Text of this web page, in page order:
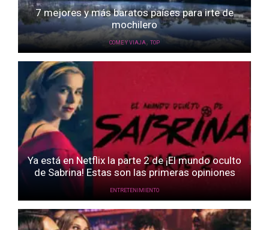
7 mejores y más baratos países para irte de
mochilero
COME Y VIAJA,TOP
Ya está en Netflix la parte 2 de ¡El mundo oculto
de Sabrina! Estas son las primeras opiniones
ENTRETENIMIENTO